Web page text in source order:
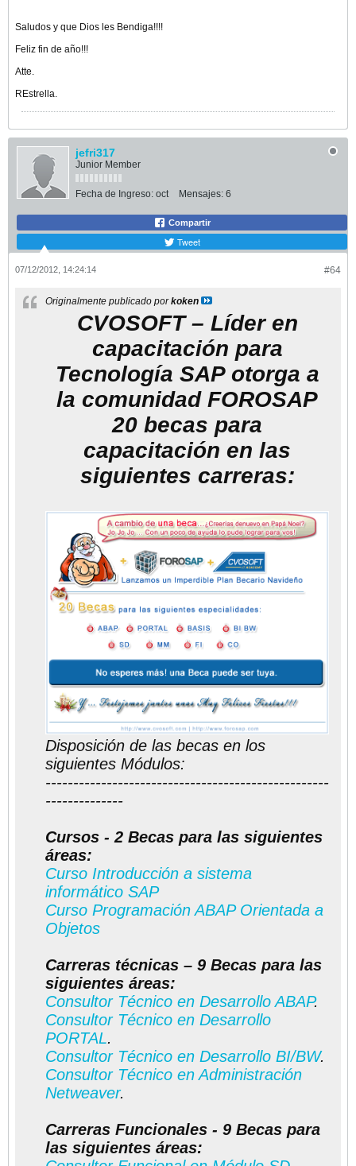
Saludos y que Dios les Bendiga!!!!
Feliz fin de año!!!
Atte.
REstrella.
jefri317
Junior Member
Fecha de Ingreso: oct Mensajes: 6
Compartir
Tweet
#64
07/12/2012, 14:24:14
Originalmente publicado porkoken
CVOSOFT – Líder en
capacitación para
Tecnología SAP otorga a
la comunidad FOROSAP
20 becas para
capacitación en las
siguientes carreras:
Disposición de las becas en los
siguientes Módulos:
---------------------------------------------------
--------------
Cursos - 2 Becas para las siguientes
áreas:
Curso Introducción a sistema
informático SAP
Curso Programación ABAP Orientada a
Objetos
Carreras técnicas – 9 Becas para las
siguientes áreas:
Consultor Técnico en Desarrollo ABAP.
Consultor Técnico en Desarrollo
PORTAL.
Consultor Técnico en Desarrollo BI/BW.
Consultor Técnico en Administración
Netweaver.
Carreras Funcionales - 9 Becas para
las siguientes áreas: